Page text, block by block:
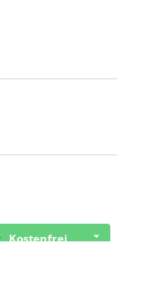
Kostenfrei